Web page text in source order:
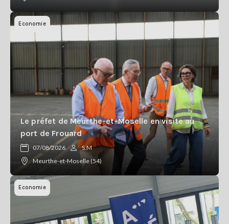
Economie
Le préfet de Meurthe-et-Moselle en visite au
port de Frouard
07/08/2026
S.M
Meurthe-et-Moselle (54)
Economie